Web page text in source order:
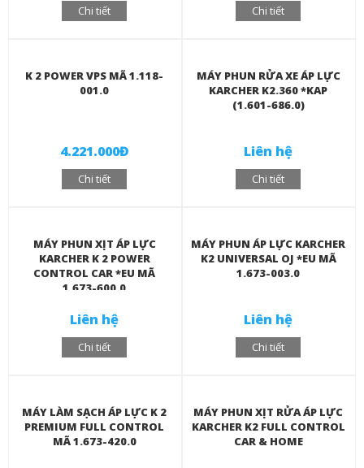
Chi tiết Chi tiết
K 2 POWER VPS MÃ 1.118-
001.0
4.221.000Đ
Chi tiết
MÁY PHUN RỬA XE ÁP LỰC
KARCHER K2.360 *KAP
(1.601-686.0)
Liên hệ
Chi tiết
MÁY PHUN XỊT ÁP LỰC
KARCHER K 2 POWER
CONTROL CAR *EU MÃ
1.673-600.0
Liên hệ
Chi tiết
MÁY PHUN ÁP LỰC KARCHER
K2 UNIVERSAL OJ *EU MÃ
1.673-003.0
Liên hệ
Chi tiết
MÁY LÀM SẠCH ÁP LỰC K 2
PREMIUM FULL CONTROL
MÃ 1.673-420.0
MÁY PHUN XỊT RỬA ÁP LỰC
KARCHER K2 FULL CONTROL
CAR & HOME